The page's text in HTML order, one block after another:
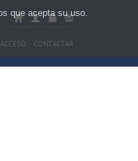
ACCESO CONTACTAR
que acepta su uso.